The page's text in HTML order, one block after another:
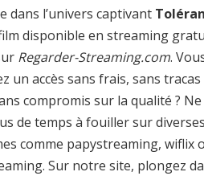
dans l’univers captivant
disponible en streaming
Regarder-Streaming.com.
un accès sans frais, sans
compromis sur la qualité ? Ne
de temps à fouiller sur diverses
comme papystreaming, wiflix
Sur notre site, plongez